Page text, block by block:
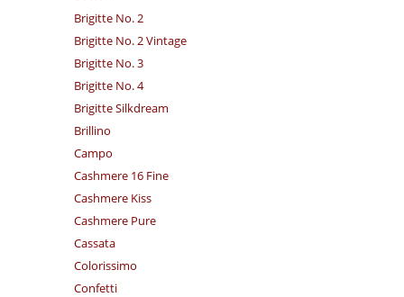
Brigitte No. 2
Brigitte No. 2 Vintage
Brigitte No. 3
Brigitte No. 4
Brigitte Silkdream
Brillino
Campo
Cashmere 16 Fine
Cashmere Kiss
Cashmere Pure
Cassata
Colorissimo
Confetti